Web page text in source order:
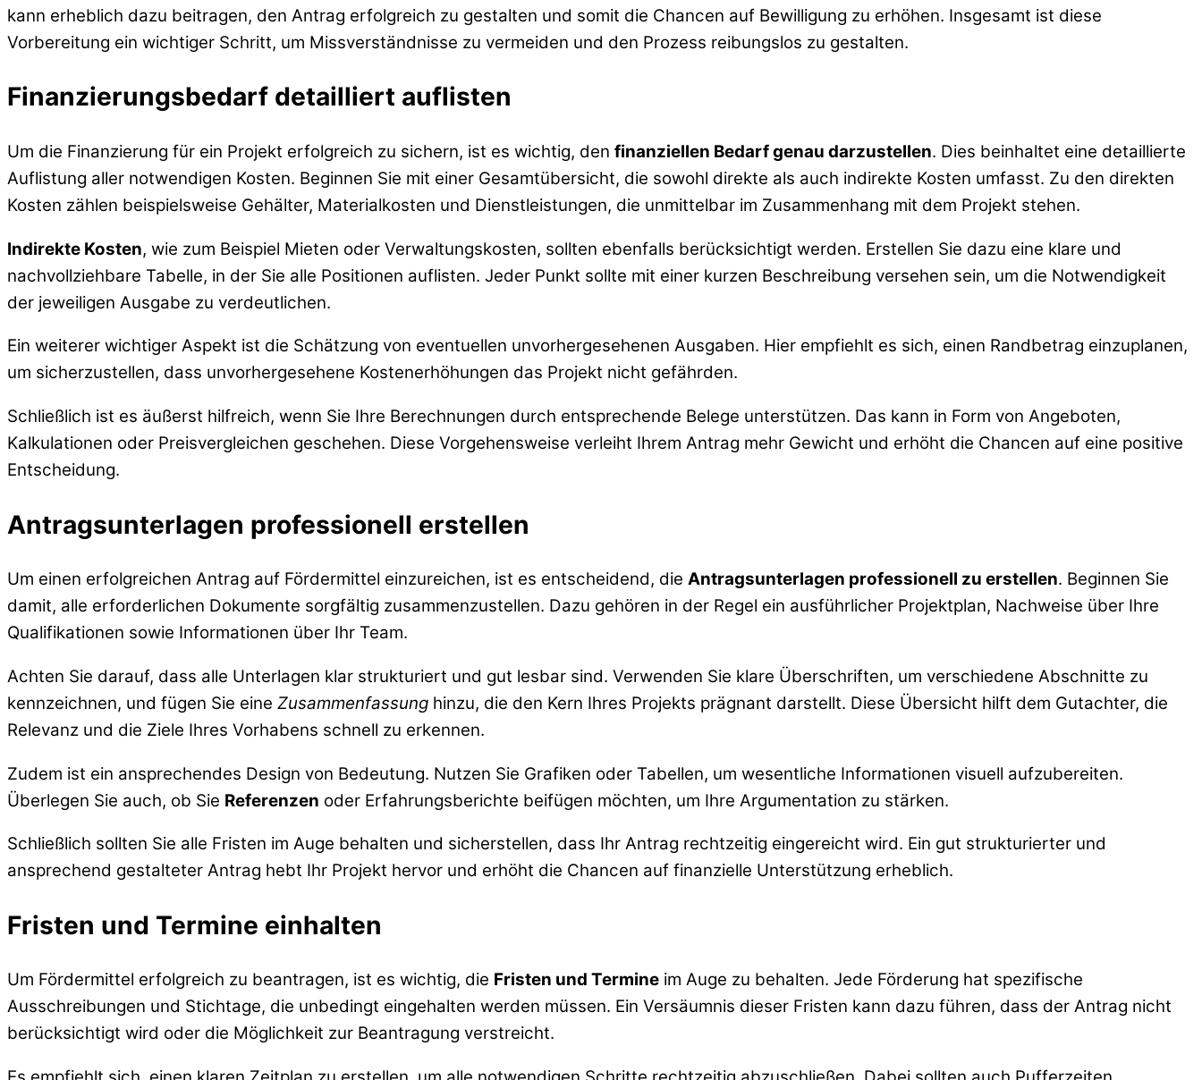
kann erheblich dazu beitragen, den Antrag erfolgreich zu gestalten und somit die Chancen auf Bewilligung zu erhöhen. Insgesamt ist diese
Vorbereitung ein wichtiger Schritt, um Missverständnisse zu vermeiden und den Prozess reibungslos zu gestalten.
Finanzierungsbedarf detailliert auflisten
Um die Finanzierung für ein Projekt erfolgreich zu sichern, ist es wichtig, den finanziellen Bedarf genau darzustellen. Dies beinhaltet eine detaillierte
Auflistung aller notwendigen Kosten. Beginnen Sie mit einer Gesamtübersicht, die sowohl direkte als auch indirekte Kosten umfasst. Zu den direkten
Kosten zählen beispielsweise Gehälter, Materialkosten und Dienstleistungen, die unmittelbar im Zusammenhang mit dem Projekt stehen.
Indirekte Kosten, wie zum Beispiel Mieten oder Verwaltungskosten, sollten ebenfalls berücksichtigt werden. Erstellen Sie dazu eine klare und
nachvollziehbare Tabelle, in der Sie alle Positionen auflisten. Jeder Punkt sollte mit einer kurzen Beschreibung versehen sein, um die Notwendigkeit
der jeweiligen Ausgabe zu verdeutlichen.
Ein weiterer wichtiger Aspekt ist die Schätzung von eventuellen unvorhergesehenen Ausgaben. Hier empfiehlt es sich, einen Randbetrag einzuplanen,
um sicherzustellen, dass unvorhergesehene Kostenerhöhungen das Projekt nicht gefährden.
Schließlich ist es äußerst hilfreich, wenn Sie Ihre Berechnungen durch entsprechende Belege unterstützen. Das kann in Form von Angeboten,
Kalkulationen oder Preisvergleichen geschehen. Diese Vorgehensweise verleiht Ihrem Antrag mehr Gewicht und erhöht die Chancen auf eine positive
Entscheidung.
Antragsunterlagen professionell erstellen
Um einen erfolgreichen Antrag auf Fördermittel einzureichen, ist es entscheidend, die Antragsunterlagen professionell zu erstellen. Beginnen Sie
damit, alle erforderlichen Dokumente sorgfältig zusammenzustellen. Dazu gehören in der Regel ein ausführlicher Projektplan, Nachweise über Ihre
Qualifikationen sowie Informationen über Ihr Team.
Achten Sie darauf, dass alle Unterlagen klar strukturiert und gut lesbar sind. Verwenden Sie klare Überschriften, um verschiedene Abschnitte zu
kennzeichnen, und fügen Sie eine Zusammenfassung hinzu, die den Kern Ihres Projekts prägnant darstellt. Diese Übersicht hilft dem Gutachter, die
Relevanz und die Ziele Ihres Vorhabens schnell zu erkennen.
Zudem ist ein ansprechendes Design von Bedeutung. Nutzen Sie Grafiken oder Tabellen, um wesentliche Informationen visuell aufzubereiten.
Überlegen Sie auch, ob Sie Referenzen oder Erfahrungsberichte beifügen möchten, um Ihre Argumentation zu stärken.
Schließlich sollten Sie alle Fristen im Auge behalten und sicherstellen, dass Ihr Antrag rechtzeitig eingereicht wird. Ein gut strukturierter und
ansprechend gestalteter Antrag hebt Ihr Projekt hervor und erhöht die Chancen auf finanzielle Unterstützung erheblich.
Fristen und Termine einhalten
Um Fördermittel erfolgreich zu beantragen, ist es wichtig, die Fristen und Termine im Auge zu behalten. Jede Förderung hat spezifische
Ausschreibungen und Stichtage, die unbedingt eingehalten werden müssen. Ein Versäumnis dieser Fristen kann dazu führen, dass der Antrag nicht
berücksichtigt wird oder die Möglichkeit zur Beantragung verstreicht.